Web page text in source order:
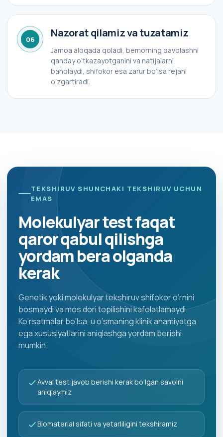
06 Nazorat qilamiz va tuzatamiz
Jamoa aloqada qoladi, bemorning davolashni
qanday o‘tkazayotganini va natijalarni
baholaydi, shifokor esa zarur bo‘lsa rejani
o‘zgartiradi.
TEKSHIRUV SHUNCHAKI TEKSHIRUV UCHUN
EMAS
Molekulyar test faqat
qaror qabul qilishga
yordam bera olganda
kerak
Genetik yoki molekulyar tekshiruv shifokor o‘rnini
bosmaydi va mos dori topilishini kafolatlamaydi.
Ko‘rsatmalar bo‘lsa, u o‘smaning klinik ahamiyatga
ega xususiyatlarini aniqlashga yordam berishi
mumkin.
Avval test javob berishi kerak bo‘lgan savolni
aniqlaymiz
Biomaterial sifati va yetarliligini tekshiramiz